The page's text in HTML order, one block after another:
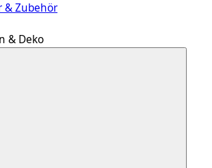
& Zubehör
& Deko